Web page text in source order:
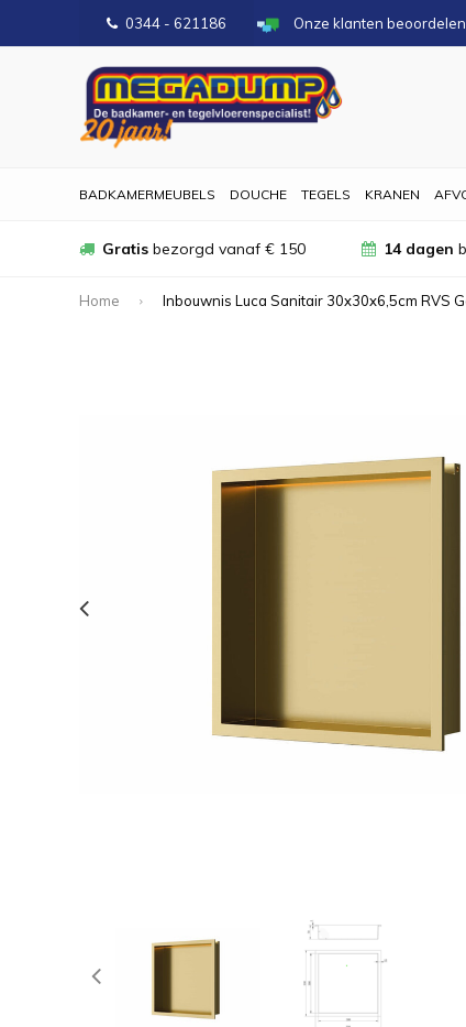
0344 - 621186 Onze klanten
BADKAMERMEUBELS DOUCHE TEGELS KRANEN
Gratis bezorgd vanaf € 150 14 dagen
Home Inbouwnis Luca Sanitair 30x30x6,5cm RVS